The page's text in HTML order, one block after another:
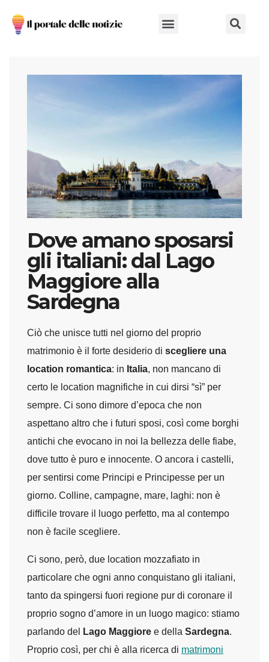
Dove amano sposarsi
gli italiani: dal Lago
Maggiore alla
Sardegna
Ciò che unisce tutti nel giorno del proprio
matrimonio è il forte desiderio di scegliere una
location romantica: in Italia, non mancano di
certo le location magnifiche in cui dirsi “sì” per
sempre. Ci sono dimore d’epoca che non
aspettano altro che i futuri sposi, così come borghi
antichi che evocano in noi la bellezza delle fiabe,
dove tutto è puro e innocente. O ancora i castelli,
per sentirsi come Principi e Principesse per un
giorno. Colline, campagne, mare, laghi: non è
difficile trovare il luogo perfetto, ma al contempo
non è facile scegliere.
Ci sono, però, due location mozzafiato in
particolare che ogni anno conquistano gli italiani,
tanto da spingersi fuori regione pur di coronare il
proprio sogno d’amore in un luogo magico: stiamo
parlando del
Lago Maggiore e della Sardegna.
Proprio così, per chi è alla ricerca di matrimoni